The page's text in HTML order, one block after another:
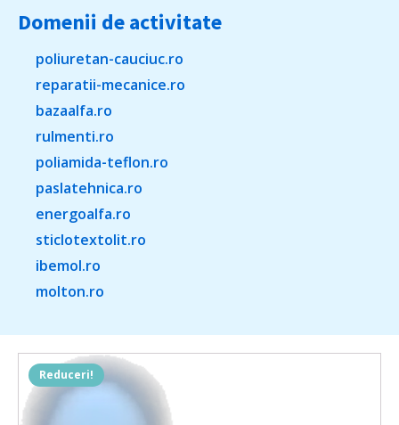
Domenii de activitate
poliuretan-cauciuc.ro
reparatii-mecanice.ro
bazaalfa.ro
rulmenti.ro
poliamida-teflon.ro
paslatehnica.ro
energoalfa.ro
sticlotextolit.ro
ibemol.ro
molton.ro
Reduceri!